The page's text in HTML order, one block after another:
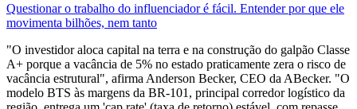
Questionar o trabalho do influenciador é fácil. Entender por que ele
movimenta bilhões, nem tanto
"O investidor aloca capital na terra e na construção do galpão Classe
A+ porque a vacância de 5% no estado praticamente zera o risco de
vacância estrutural", afirma Anderson Becker, CEO da ABecker. "O
modelo BTS às margens da BR-101, principal corredor logístico da